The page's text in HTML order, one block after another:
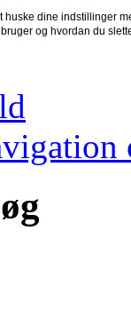
huske dine indstillinger
og hvordan du